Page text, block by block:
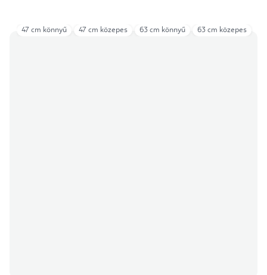
47 cm könnyű 47 cm közepes 63 cm könnyű 63 cm közepes